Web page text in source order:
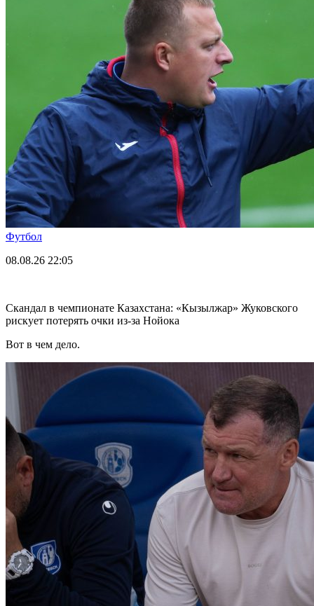
Футбол
08.08.26 22:05
Скандал в чемпионате Казахстана: «Кызылжар» Жуковского
рискует потерять очки из-за Нойока
Вот в чем дело.